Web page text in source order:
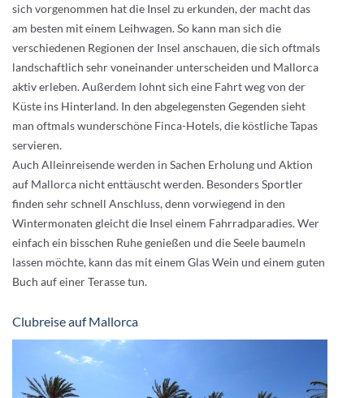
sich vorgenommen hat die Insel zu erkunden, der macht das
am besten mit einem Leihwagen. So kann man sich die
verschiedenen Regionen der Insel anschauen, die sich oftmals
landschaftlich sehr voneinander unterscheiden und Mallorca
aktiv erleben. Außerdem lohnt sich eine Fahrt weg von der
Küste ins Hinterland. In den abgelegensten Gegenden sieht
man oftmals wunderschöne Finca-Hotels, die köstliche Tapas
servieren.
Auch Alleinreisende werden in Sachen Erholung und Aktion
auf Mallorca nicht enttäuscht werden. Besonders Sportler
finden sehr schnell Anschluss, denn vorwiegend in den
Wintermonaten gleicht die Insel einem Fahrradparadies. Wer
einfach ein bisschen Ruhe genießen und die Seele baumeln
lassen möchte, kann das mit einem Glas Wein und einem guten
Buch auf einer Terasse tun.
Clubreise auf Mallorca